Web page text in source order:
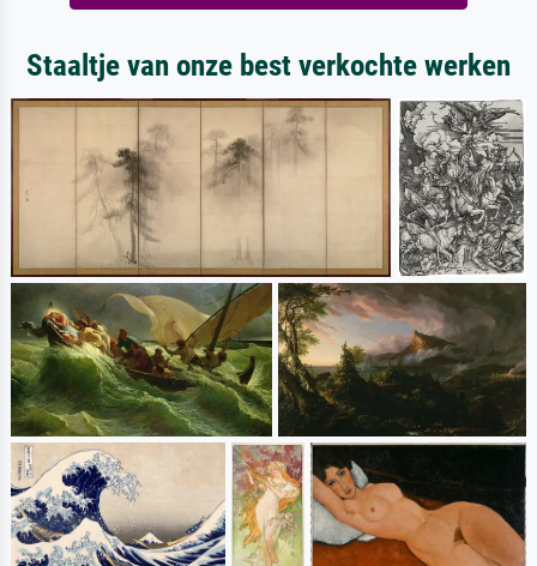
Staaltje van onze best verkochte werken